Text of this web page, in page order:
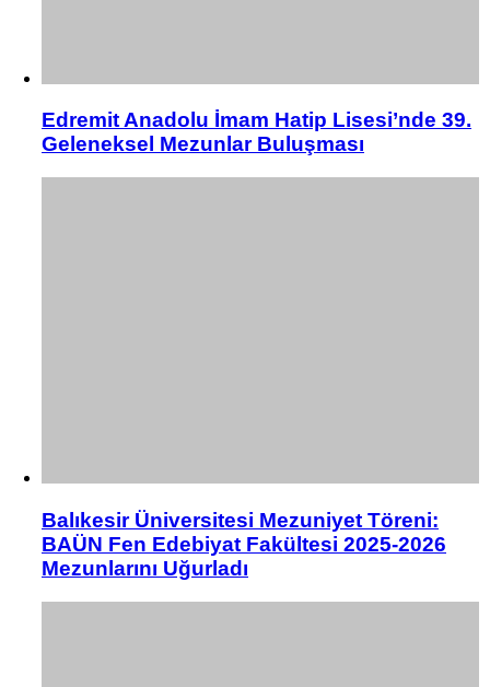
Edremit Anadolu İmam Hatip Lisesi’nde 39.
Geleneksel Mezunlar Buluşması
Balıkesir Üniversitesi Mezuniyet Töreni:
BAÜN Fen Edebiyat Fakültesi 2025-2026
Mezunlarını Uğurladı